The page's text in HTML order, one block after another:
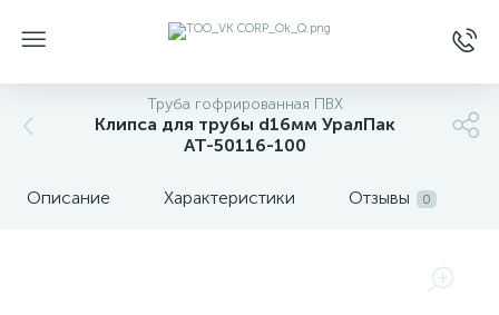
Труба гофрированная ПВХ
Клипса для трубы d16мм УралПак
АТ-50116-100
Описание Характеристики Отзывы 0